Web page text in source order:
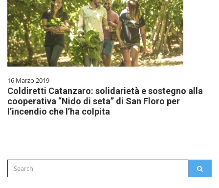
16 Marzo 2019
Coldiretti Catanzaro: solidarietà e sostegno alla
cooperativa “Nido di seta” di San Floro per
l’incendio che l’ha colpita
Search
for: